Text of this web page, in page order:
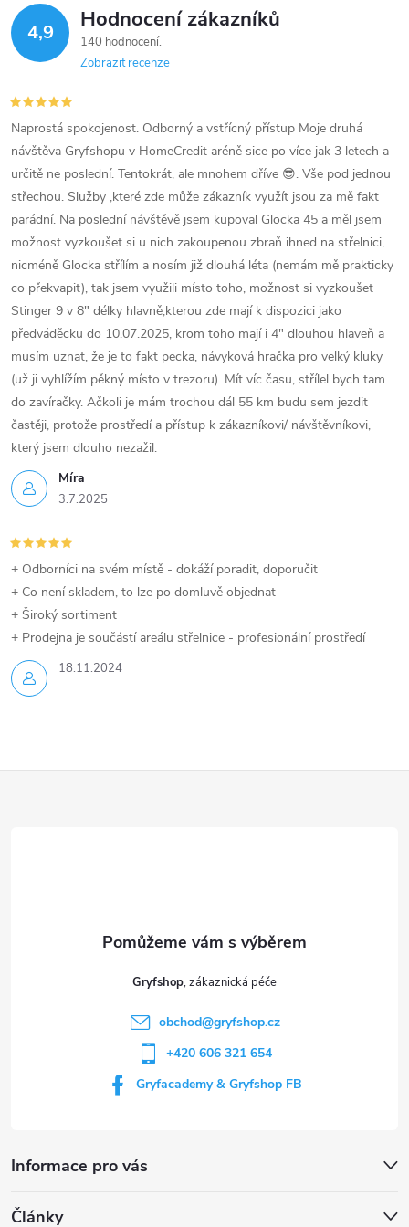
4,9 Hodnocení zákazníků
140 hodnocení
Zobrazit recenze
Míra
3.7.2025
Naprostá spokojenost. Odborný a vstřícný přístup Moje druhá
návštěva Gryfshopu v HomeCredit aréně sice po více jak 3 letech a
určitě ne poslední. Tentokrát, ale mnohem dříve 😎. Vše pod jednou
střechou. Služby ,které zde může zákazník využít jsou za mě fakt
parádní. Na poslední návštěvě jsem kupoval Glocka 45 a měl jsem
možnost vyzkoušet si u nich zakoupenou zbraň ihned na střelnici,
nicméně Glocka střílím a nosím již dlouhá léta (nemám mě prakticky
co překvapit), tak jsem využili místo toho, možnost si vyzkoušet
Stinger 9 v 8" délky hlavně,kterou zde mají k dispozici jako
předváděcku do 10.07.2025, krom toho mají i 4" dlouhou hlaveň a
musím uznat, že je to fakt pecka, návyková hračka pro velký kluky
(už ji vyhlížím pěkný místo v trezoru). Mít víc času, střílel bych tam
do zavíračky. Ačkoli je mám trochou dál 55 km budu sem jezdit
častěji, protože prostředí a přístup k zákazníkovi/ návštěvníkovi,
který jsem dlouho nezažil.
18.11.2024
+ Odborníci na svém místě - dokáží poradit, doporučit
+ Co není skladem, to lze po domluvě objednat
+ Široký sortiment
+ Prodejna je součástí areálu střelnice - profesionální prostředí
Informace pro vás
Gryfshop
obchod@gryfshop.cz
+420 606 321 654
Gryfacademy & Gryfshop FB
Články